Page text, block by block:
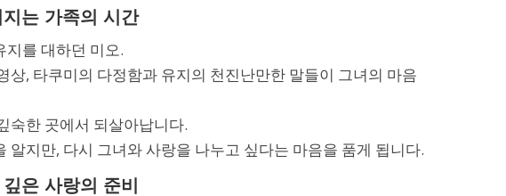
는 가족의 시간
지를 대하던 미오.
상, 타쿠미의 다정함과 유지의 천진난만한 말들이 그녀의 마음
숙한 곳에서 되살아납니다.
알지만, 다시 그녀와 사랑을 나누고 싶다는 마음을 품게 됩니다.
은 사랑의 준비